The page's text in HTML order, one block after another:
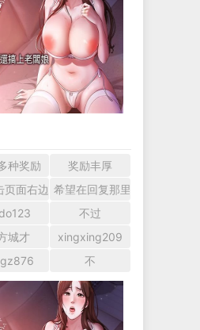
种奖励
奖励丰厚
油吧！ 认真回复交流
页面右边的小手图标支持楼主。
希望在回复那里留下您的
不过
城才
xingxing209
不